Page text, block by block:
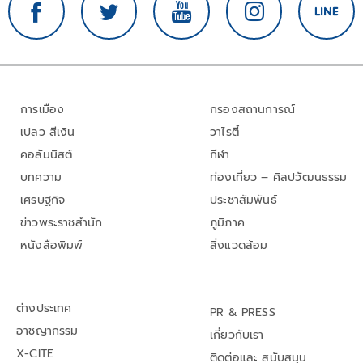
การเมือง
เปลว สีเงิน
คอลัมนิสต์
บทความ
เศรษฐกิจ
ข่าวพระราชสำนัก
หนังสือพิมพ์
กรองสถานการณ์
วาไรตี้
กีฬา
ท่องเที่ยว – ศิลปวัฒนธรรม
ประชาสัมพันธ์
ภูมิภาค
สิ่งแวดล้อม
ต่างประเทศ
อาชญากรรม
X-CITE
PR & PRESS
เกี่ยวกับเรา
ติดต่อและ สนับสนุน